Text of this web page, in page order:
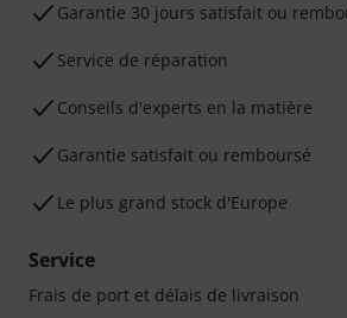
Garantie 30 jours satisfait ou
Service de réparation
Conseils d'experts en la matière
Garantie satisfait ou remboursé
Le plus grand stock d'Europe
Service
Frais de port et délais de livraison